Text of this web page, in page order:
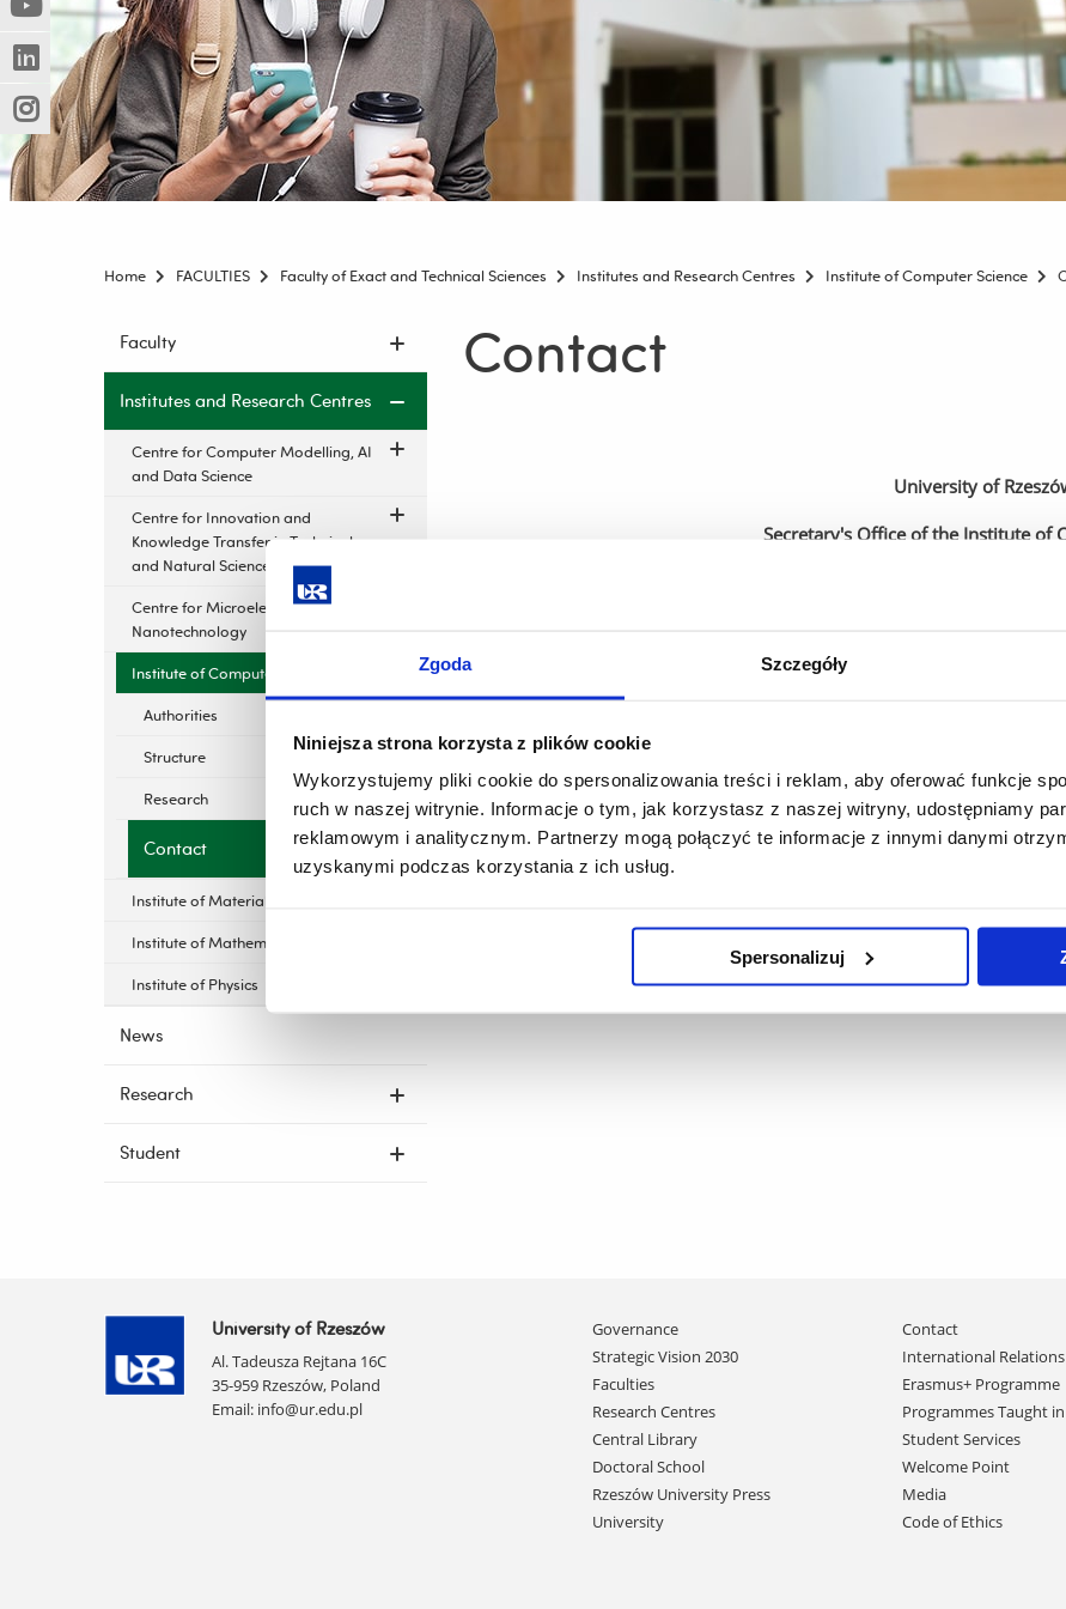
Zgoda Szczegóły
Niniejsza strona korzysta z plików cookie
Wykorzystujemy pliki cookie do spersonalizowania treści i reklam, aby oferować funkcje
ruch w naszej witrynie. Informacje o tym, jak korzystasz z naszej witryny, udostępniamy
reklamowym i analitycznym. Partnerzy mogą połączyć te informacje z innymi danymi
uzyskanymi podczas korzystania z ich usług.
Spersonalizuj
innej
strony)
(Nowe
okno)
(Link
do
innej
strony)
(Nowe
okno)
(Link
do
innej
strony)
(Nowe
okno)
(Link
do
innej
strony)
Home FACULTIES Faculty of Exact and Technical Sciences Institutes and Research Centres Institute of Computer Science
Skip
Faculty
Institutes and Research Centres
Centre for Computer Modelling, AI
and Data Science
Centre for Innovation and
Knowledge Transfer in Technical
and Natural Sciences
Centre for Microelectronics and
Nanotechnology
Institute of Computer Science
Authorities
Structure
Research
Contact
Institute of Materials Engineering
Institute of Mathematics
Institute of Physics
News
Research
Student
Contact
University of
Secretary's Office of the Institute of
Phone: +48 17 851
Email:
University of Rzeszów
Al. Tadeusza Rejtana 16C
35-959 Rzeszów, Poland
Email: info@ur.edu.pl
Skip
navigation
Governance
Strategic Vision 2030
Faculties
Research Centres
Central Library
Doctoral School
Rzeszów University Press
University
Contact
International
Erasmus+ Programme
Programmes Taught
Student Services
Welcome Point
Media
Code of Ethics